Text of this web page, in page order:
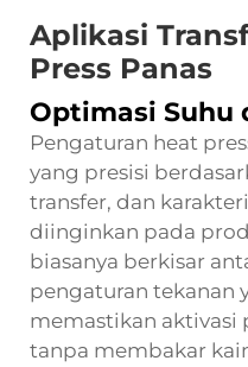
Aplikasi
Press Panas
Optimasi Suhu
Pengaturan heat
yang presisi
transfer, dan
diinginkan pada
biasanya berkisar
pengaturan tekanan
memastikan aktivasi
tanpa membakar